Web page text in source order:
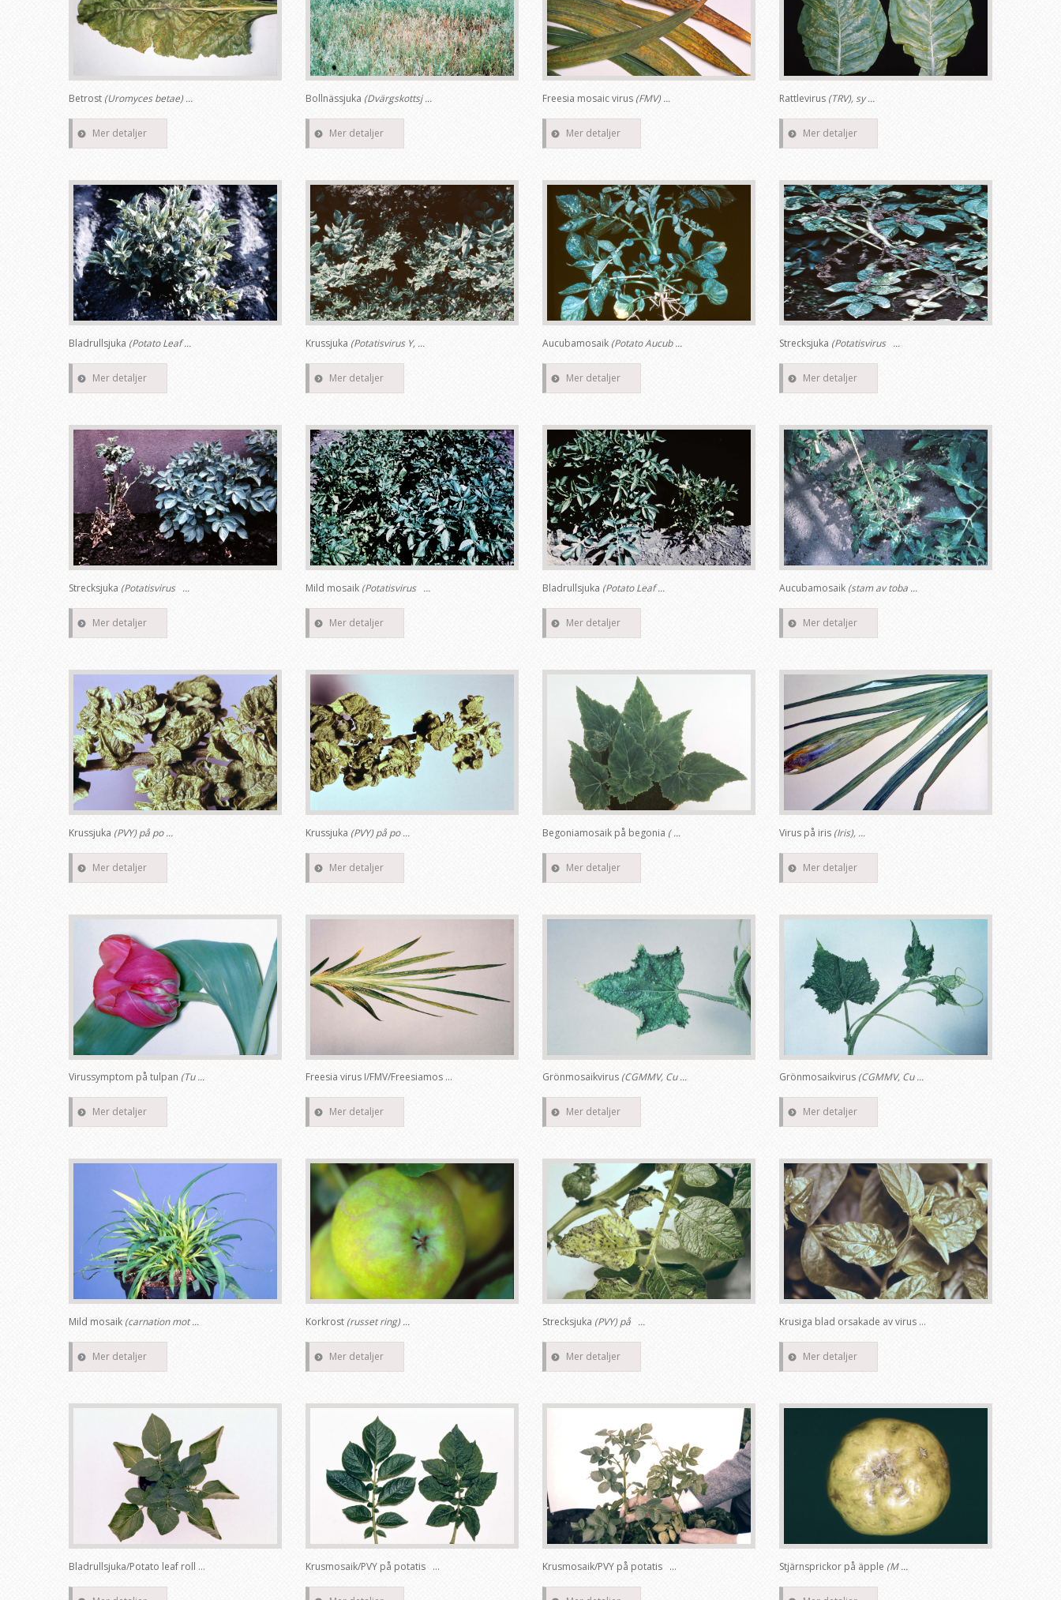
Betrost (Uromyces betae) ...
Mer detaljer
Bollnässjuka (Dvärgskottsj ...
Mer detaljer
Freesia mosaic virus (FMV) ...
Mer detaljer
Rattlevirus (TRV), sy ...
Mer detaljer
Bladrullsjuka (Potato Leaf ...
Mer detaljer
Krussjuka (Potatisvirus Y, ...
Mer detaljer
Aucubamosaik (Potato Aucub ...
Mer detaljer
Strecksjuka (Potatisvirus ...
Mer detaljer
Strecksjuka (Potatisvirus ...
Mer detaljer
Mild mosaik (Potatisvirus ...
Mer detaljer
Bladrullsjuka (Potato Leaf ...
Mer detaljer
Aucubamosaik (stam av toba ...
Mer detaljer
Krussjuka (PVY) på po ...
Mer detaljer
Krussjuka (PVY) på po ...
Mer detaljer
Begoniamosaik på begonia ( ...
Mer detaljer
Virus på iris (Iris), ...
Mer detaljer
Virussymptom på tulpan (Tu ...
Mer detaljer
Freesia virus I/FMV/Freesiamos ...
Mer detaljer
Grönmosaikvirus (CGMMV, Cu ...
Mer detaljer
Grönmosaikvirus (CGMMV, Cu ...
Mer detaljer
Mild mosaik (carnation mot ...
Mer detaljer
Korkrost (russet ring) ...
Mer detaljer
Strecksjuka (PVY) på ...
Mer detaljer
Krusiga blad orsakade av virus ...
Mer detaljer
Bladrullsjuka/Potato leaf roll ... Krusmosaik/PVY på potatis ... Krusmosaik/PVY på potatis ... Stjärnsprickor på äpple (M ...